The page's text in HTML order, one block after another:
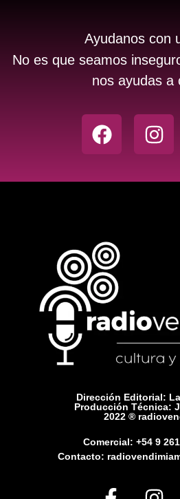
Ayudanos con
No es que seamos
nos ayudas a
Dirección Editorial:
Producción Técnica:
2022 ®
Comercial: +54 9
Contacto: